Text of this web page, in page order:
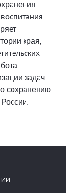
края,
задач
сохранению
России.